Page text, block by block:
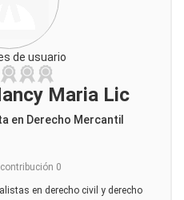
de usuario
Maria Lic
en Derecho Mercantil
0
en derecho civil y derecho